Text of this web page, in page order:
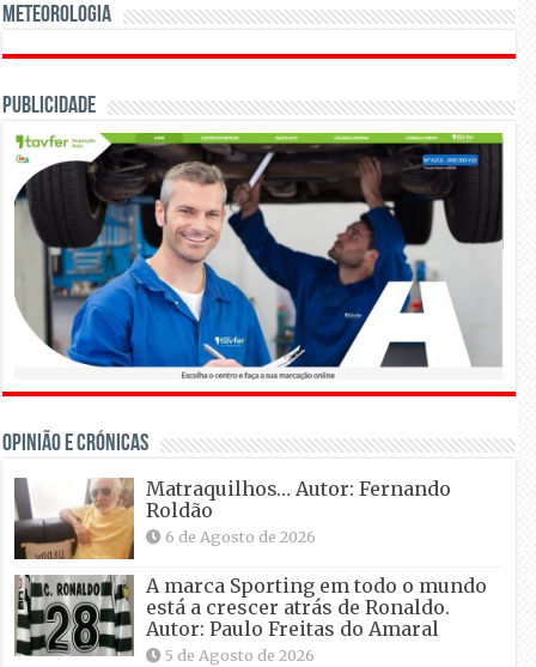
Meteorologia
Publicidade
OPINIÃO E CRÓNICAS
Matraquilhos… Autor: Fernando
Roldão
6 de Agosto de 2026
A marca Sporting em todo o mundo
está a crescer atrás de Ronaldo.
Autor: Paulo Freitas do Amaral
5 de Agosto de 2026